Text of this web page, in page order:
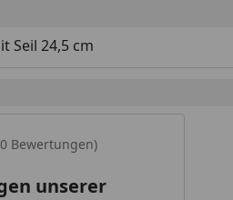
Seil 24,5 cm
Bewertungen)
unserer